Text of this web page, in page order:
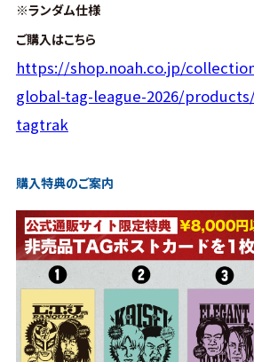
※ランダム仕様
ご購入はこちら
https://shop.noah.co.jp/
global-tag-league-2026/products/
tagtrak
購入特典のご案内